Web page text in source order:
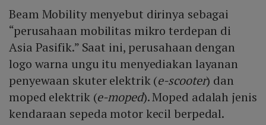
Beam Mobility menyebut dirinya sebagai
“perusahaan mobilitas mikro terdepan di
Asia Pasifik.” Saat ini, perusahaan dengan
logo warna ungu itu menyediakan layanan
penyewaan skuter elektrik (e-scooter) dan
moped elektrik (e-moped). Moped adalah jenis
kendaraan sepeda motor kecil berpedal.